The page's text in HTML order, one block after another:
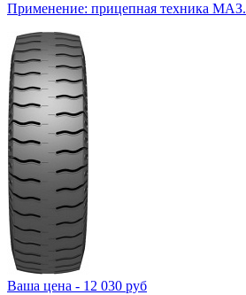
Применение: прицепная техника МАЗ.
Ваша цена - 12 030 руб